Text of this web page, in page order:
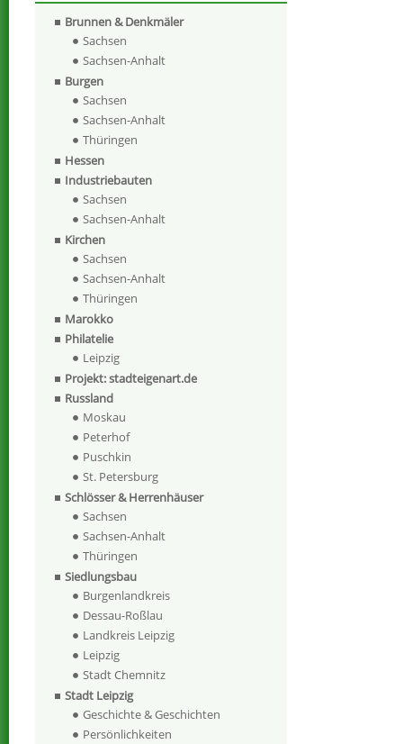
Brunnen & Denkmäler
Sachsen
Sachsen-Anhalt
Burgen
Sachsen
Sachsen-Anhalt
Thüringen
Hessen
Industriebauten
Sachsen
Sachsen-Anhalt
Kirchen
Sachsen
Sachsen-Anhalt
Thüringen
Marokko
Philatelie
Leipzig
Projekt: stadteigenart.de
Russland
Moskau
Peterhof
Puschkin
St. Petersburg
Schlösser & Herrenhäuser
Sachsen
Sachsen-Anhalt
Thüringen
Siedlungsbau
Burgenlandkreis
Dessau-Roßlau
Landkreis Leipzig
Leipzig
Stadt Chemnitz
Stadt Leipzig
Geschichte & Geschichten
Persönlichkeiten